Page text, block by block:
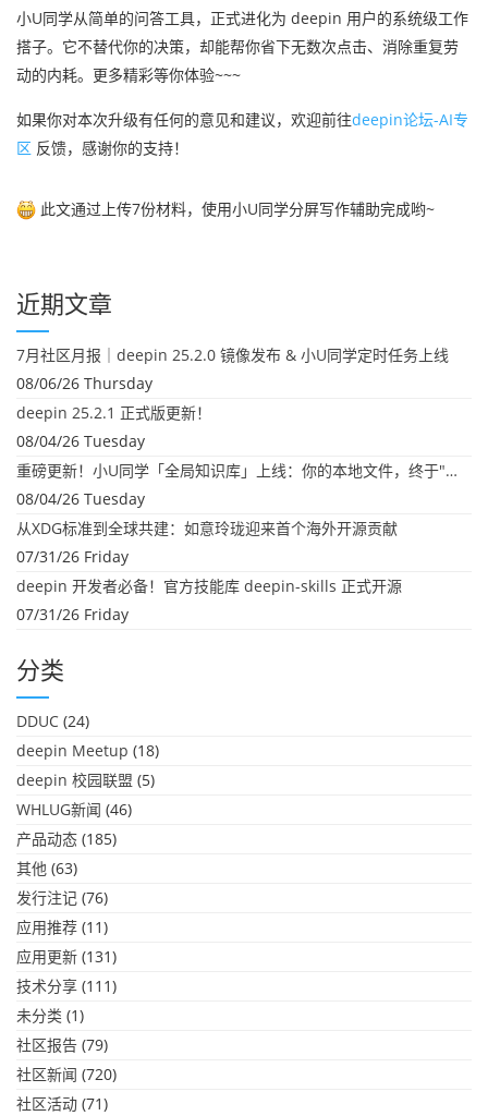
小U同学从简单的问答工具，正式进化为 deepin 用户的系统级工作
搭子。它不替代你的决策，却能帮你省下无数次点击、消除重复劳
动的内耗。更多精彩等你体验~~~
如果你对本次升级有任何的意见和建议，欢迎前往deepin论坛-AI专
区 反馈，感谢你的支持！
此文通过上传7份材料，使用小U同学分屏写作辅助完成哟~
近期文章
7月社区月报｜deepin 25.2.0 镜像发布 & 小U同学定时任务上线
08/06/26 Thursday
deepin 25.2.1 正式版更新！
08/04/26 Tuesday
重磅更新！小U同学「全局知识库」上线：你的本地文件，终于"活"起来了
08/04/26 Tuesday
从XDG标准到全球共建：如意玲珑迎来首个海外开源贡献
07/31/26 Friday
deepin 开发者必备！官方技能库 deepin-skills 正式开源
07/31/26 Friday
分类
DDUC (24)
deepin Meetup (18)
deepin 校园联盟 (5)
WHLUG新闻 (46)
产品动态 (185)
其他 (63)
发行注记 (76)
应用推荐 (11)
应用更新 (131)
技术分享 (111)
未分类 (1)
社区报告 (79)
社区新闻 (720)
社区活动 (71)